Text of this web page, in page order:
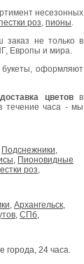
несезонных
роз, пионы.
заказ не только в
Европы и мира.
оформляют
цветовв
течение часа - мы
Подснежники,
, Пионовидные
роз,
, Архангельск,
, СПб,
города, 24 часа.